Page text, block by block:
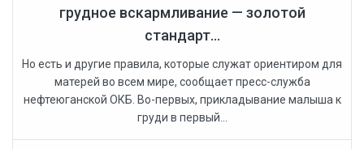
грудное вскармливание — золотой
стандарт...
Но есть и другие правила, которые служат ориентиром для
матерей во всем мире, сообщает пресс-служба
нефтеюганской ОКБ. Во-первых, прикладывание малыша к
груди в первый...